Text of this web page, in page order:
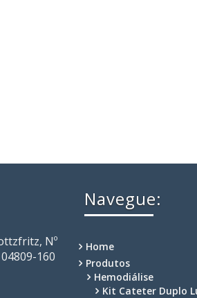
Nº
160
Navegue:
Home
Produtos
Hemodiálise
Kit Cateter Duplo